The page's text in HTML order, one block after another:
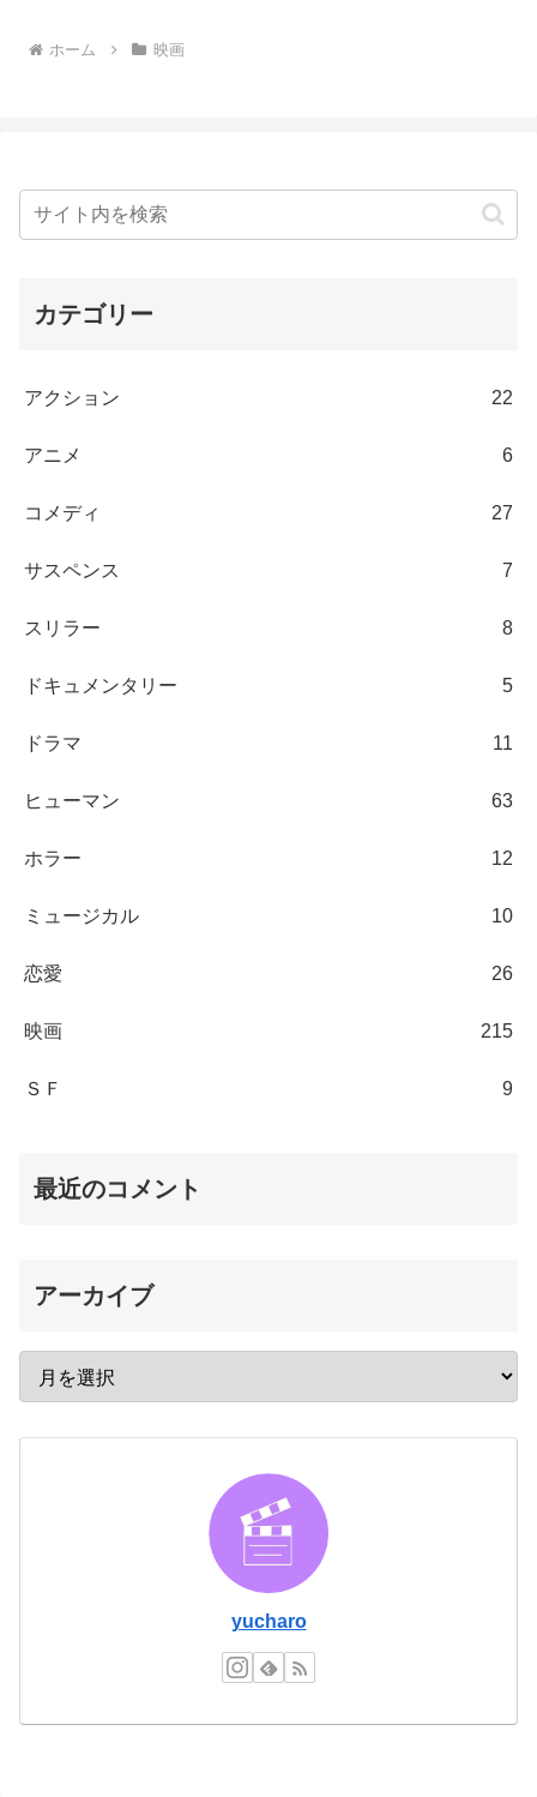
ホーム 映画
カテゴリー
アクション 22
アニメ 6
コメディ 27
サスペンス 7
スリラー 8
ドキュメンタリー 5
ドラマ 11
ヒューマン 63
ホラー 12
ミュージカル 10
恋愛 26
映画 215
ＳＦ 9
最近のコメント
アーカイブ
yucharo